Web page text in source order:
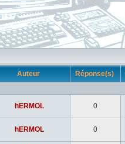
Auteur Réponse(s)
hERMOL 0
hERMOL 0